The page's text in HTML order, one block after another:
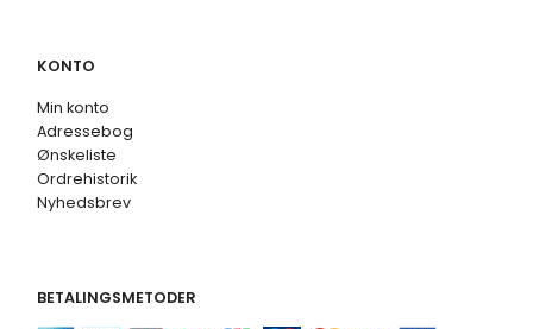
KONTO
Min konto
Adressebog
Ønskeliste
Ordrehistorik
Nyhedsbrev
BETALINGSMETODER